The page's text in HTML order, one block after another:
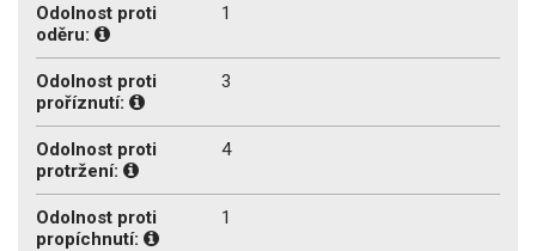
Odolnost proti
oděru:
1
Odolnost proti
proříznutí:
3
Odolnost proti
protržení:
4
Odolnost proti
propíchnutí:
1